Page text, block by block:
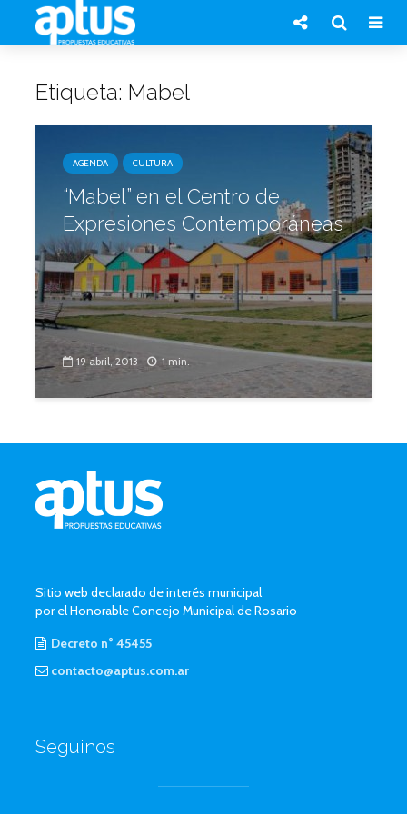
Etiqueta: Mabel
AGENDA CULTURA
“Mabel” en el Centro de
Expresiones Contemporáneas
19 abril, 2013 1 min.
Sitio web declarado de interés municipal
por el Honorable Concejo Municipal de Rosario
Decreto n° 45455
contacto@aptus.com.ar
Seguinos